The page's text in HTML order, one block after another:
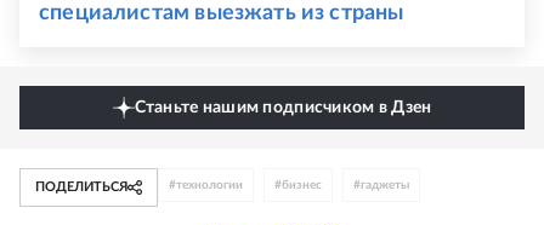
специалистам выезжать из страны
Станьте нашим подписчиком в Дзен
ПОДЕЛИТЬСЯ #технологии #бизнес #гаджеты